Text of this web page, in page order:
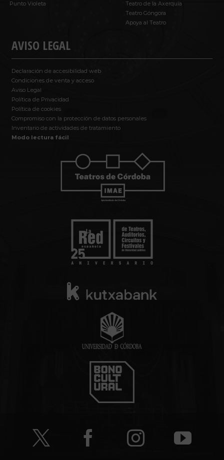
Punto Violeta
AVISO LEGAL
Declaración de accesibilidad web
Condiciones de venta y acceso
Aviso Legal
Política de Privacidad
Política de cookies
Compromiso con la protección de datos personales
Inventario de actividades de tratamiento
Modo lectura fácil
Teatro de la Axerquía
Teatro Góngora
Apoya al Teatro